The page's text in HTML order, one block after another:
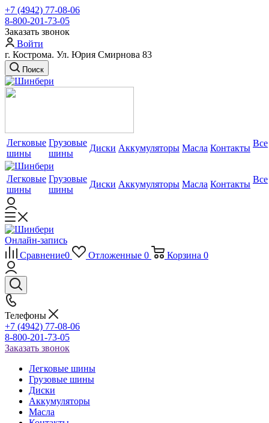
+7 (4942) 77-08-06
8-800-201-73-05
Заказать звонок
Войти
г. Кострома. Ул. Юрия Смирнова 83
Поиск
Легковые
шины
Грузовые
шины
Диски Аккумуляторы Масла Контакты Все
Легковые
шины
Грузовые
шины
Диски Аккумуляторы Масла Контакты Все
Онлайн-запись
Сравнение0 Отложенные 0 Корзина 0
Телефоны
+7 (4942) 77-08-06
8-800-201-73-05
Заказать звонок
Легковые шины
Грузовые шины
Диски
Аккумуляторы
Масла